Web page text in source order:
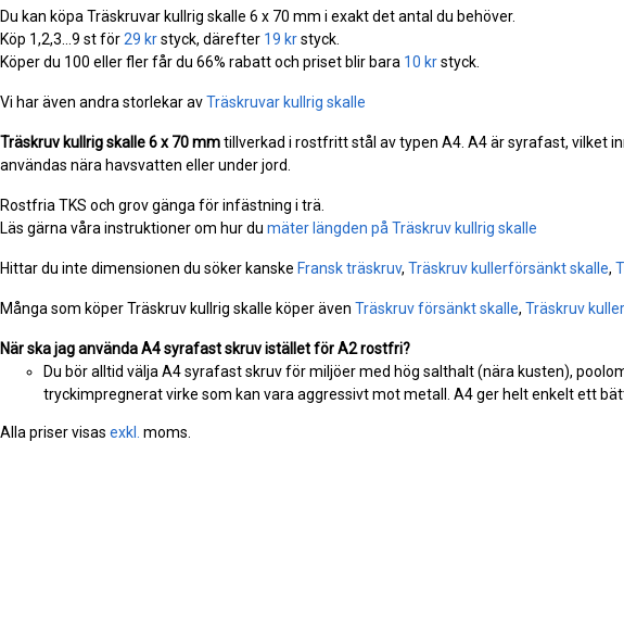
Du kan köpa Träskruvar kullrig skalle 6 x 70 mm i exakt det antal du behöver.
Köp 1,2,3...9 st för29 krstyck, därefter 19 krstyck.
Köper du 100 eller fler får du 66% rabatt och priset blir bara 10 krstyck.
Vi har även andra storlekar avTräskruvar kullrig skalle
Träskruv kullrig skalle6 x 70 mmtillverkad i rostfritt stål av typen A4. A4 är syrafast, vilket
användas nära havsvatten eller under jord.
Rostfria TKS och grov gänga för infästning i trä.
Läs gärna våra instruktioner om hur du mäter längden på Träskruv kullrig skalle
Hittar du inte dimensionen du söker kanske Fransk träskruv, Träskruv kullerförsänkt skalle,
Många som köper Träskruv kullrig skalle köper även Träskruv försänkt skalle, Träskruv
När ska jag använda A4 syrafast skruv istället för A2 rostfri?
Du bör alltid välja A4 syrafast skruv för miljöer med hög salthalt (nära kusten),
tryckimpregnerat virke som kan vara aggressivt mot metall. A4 ger helt enkelt ett
Alla priser visas exkl. moms.